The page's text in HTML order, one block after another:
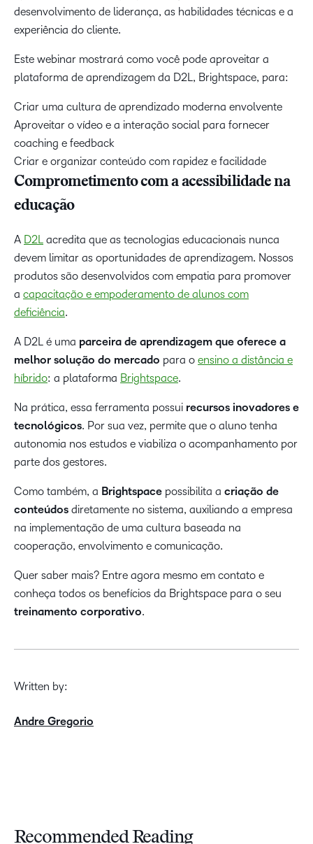
desenvolvimento de liderança, as habilidades técnicas e a
experiência do cliente.
Este webinar mostrará como você pode aproveitar a
plataforma de aprendizagem da D2L, Brightspace, para:
Criar uma cultura de aprendizado moderna envolvente
Aproveitar o vídeo e a interação social para fornecer
coaching e feedback
Criar e organizar conteúdo com rapidez e facilidade
Comprometimento com a acessibilidade na
educação
A D2L
acredita que as tecnologias educacionais nunca
devem limitar as oportunidades de aprendizagem. Nossos
produtos são desenvolvidos com empatia para promover
a capacitação e empoderamento de alunos com
deficiência.
A D2L é uma parceira de aprendizagem que oferece a
melhor solução do mercado para o ensino a distância e
híbrido: a plataforma Brightspace.
Na prática, essa ferramenta possui recursos inovadores e
tecnológicos. Por sua vez, permite que o aluno tenha
autonomia nos estudos e viabiliza o acompanhamento por
parte dos gestores.
Como também, a Brightspace possibilita a criação de
conteúdos diretamente no sistema, auxiliando a empresa
na implementação de uma cultura baseada na
cooperação, envolvimento e comunicação.
Quer saber mais? Entre agora mesmo em contato e
conheça todos os benefícios da Brightspace para o seu
treinamento corporativo.
Written by:
Andre Gregorio
Recommended Reading